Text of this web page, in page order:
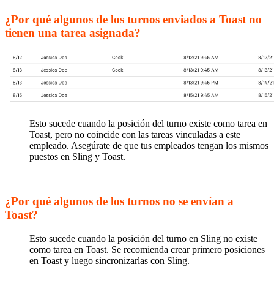
¿Por qué algunos de los turnos enviados a Toast no
tienen una tarea asignada?
Esto sucede cuando la posición del turno existe como tarea en
Toast, pero no coincide con las tareas vinculadas a este
empleado. Asegúrate de que tus empleados tengan los mismos
puestos en Sling y Toast.
¿Por qué algunos de los turnos no se envían a
Toast?
Esto sucede cuando la posición del turno en Sling no existe
como tarea en Toast. Se recomienda crear primero posiciones
en Toast y luego sincronizarlas con Sling.